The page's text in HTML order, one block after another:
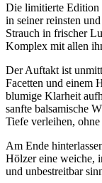
Die limitierte Edition
in seiner reinsten
Strauch in frischer
Komplex mit allen
Der Auftakt ist
Facetten und einem
blumige Klarheit
sanfte balsamische
Tiefe verleihen,
Am Ende
Hölzer eine weiche,
und unbestreitbar